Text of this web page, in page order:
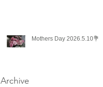
Mothers Day 2026.5.10💐
Archive